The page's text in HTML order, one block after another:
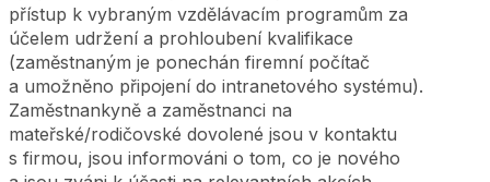
přístup k vybraným vzdělávacím programům za
účelem udržení a prohloubení kvalifikace
(zaměstnaným je ponechán firemní počítač
a umožněno připojení do intranetového systému).
Zaměstnankyně a zaměstnanci na
mateřské/rodičovské dovolené jsou v kontaktu
s firmou, jsou informováni o tom, co je nového